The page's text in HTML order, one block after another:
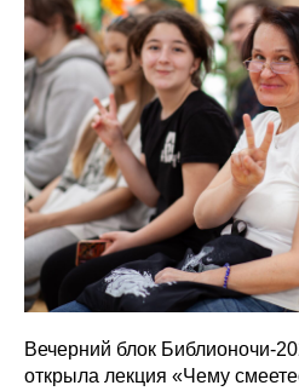
Вечерний блок Библионочи-
открыла лекция «Чему